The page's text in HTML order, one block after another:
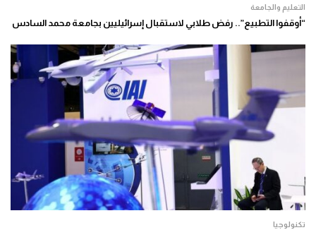
التعليم والجامعة
“أوقفوا التطبيع”.. رفض طلابي لاستقبال إسرائيليين بجامعة محمد السادس
تكنولوجيا